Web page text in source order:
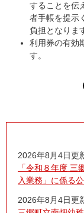
することを伝
者手帳を提示
負担となりま
利用券の有効
す。
2026年8月4日更
「令和８年度
入業務」に係る
2026年8月4日更